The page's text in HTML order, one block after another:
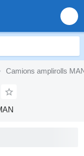
Camions amplirolls